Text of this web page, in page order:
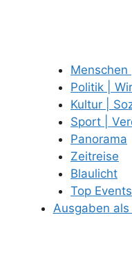
Menschen
Politik |
Kultur |
Sport |
Panorama
Zeitreise
Blaulicht
Top Events
Ausgaben als